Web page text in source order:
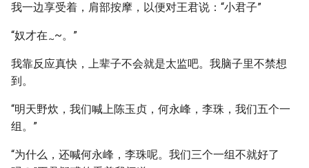
我一边享受着，肩部按摩，以便对王君说：“小君子”
“奴才在 ~~。”
我靠反应真快，上辈子不会就是太监吧。我脑子里不禁想
到。
“明天野炊，我们喊上陈玉贞，何永峰，李珠，我们五个一
组。”
“为什么，还喊何永峰，李珠呢。我们三个一组不就好了